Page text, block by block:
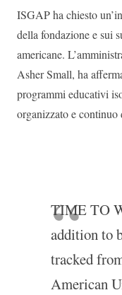
ISGAP ha chiesto
della fondazione e sui
americane.
Asher Small, ha
programmi educativi
organizzato e
TIME TO
addition to
tracked
American